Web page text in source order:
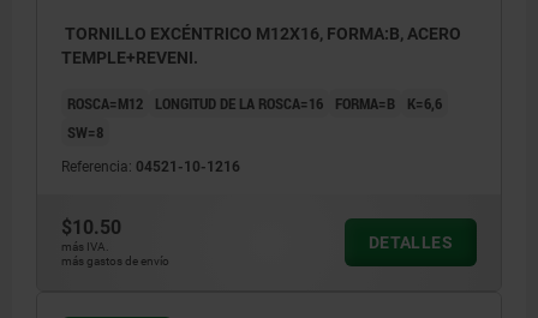
TORNILLO EXCÉNTRICO M12X16, FORMA:B, ACERO
TEMPLE+REVENI.
ROSCA=M12 LONGITUD DE LA ROSCA=16 FORMA=B
K=6,6
SW=8
Referencia: 04521-10-1216
$10.50
más IVA.
más gastos de envío
DETALLES